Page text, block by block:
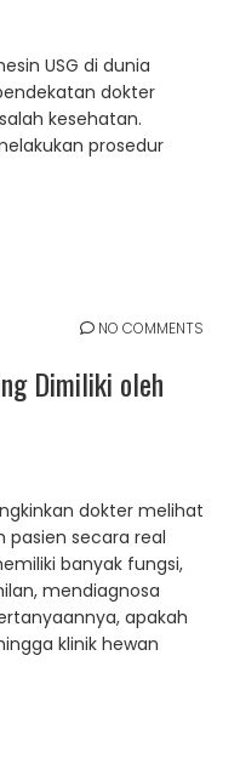
USG di dunia
dokter
kesehatan.
prosedur
NO COMMENTS
Dimiliki oleh
dokter melihat
secara real
banyak fungsi,
mendiagnosa
apakah
klinik hewan